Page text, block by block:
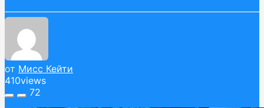
от Мисс Кейти
410views
72